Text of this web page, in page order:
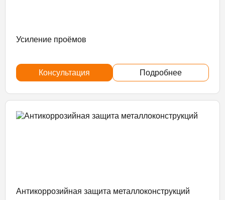
Усиление проёмов
Консультация Подробнее
Антикоррозийная защита металлоконструкций